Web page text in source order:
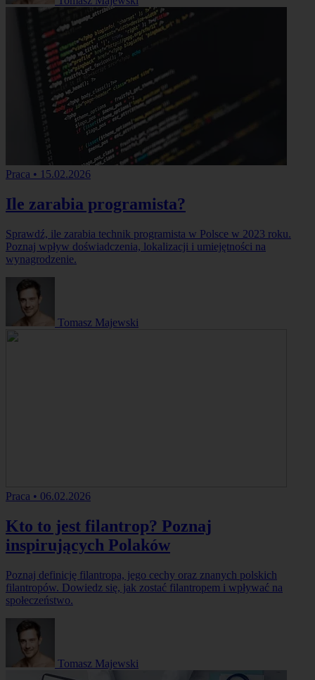
Praca • 15.02.2026
Ile zarabia programista?
Sprawdź, ile zarabia technik programista w Polsce w 2023 roku.
Poznaj wpływ doświadczenia, lokalizacji i umiejętności na
wynagrodzenie.
Tomasz Majewski
Praca • 06.02.2026
Kto to jest filantrop? Poznaj
inspirujących Polaków
Poznaj definicję filantropa, jego cechy oraz znanych polskich
filantropów. Dowiedz się, jak zostać filantropem i wpływać na
społeczeństwo.
Tomasz Majewski